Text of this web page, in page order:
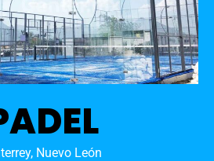
Nuevo León